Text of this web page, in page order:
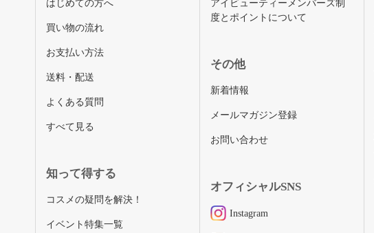
はじめての方へ
買い物の流れ
お支払い方法
送料・配送
よくある質問
すべて見る
知って得する
コスメの疑問を解決！
イベント特集一覧
アイビューティーメンバーズ制
度とポイントについて
その他
新着情報
メールマガジン登録
お問い合わせ
オフィシャルSNS
Instagram